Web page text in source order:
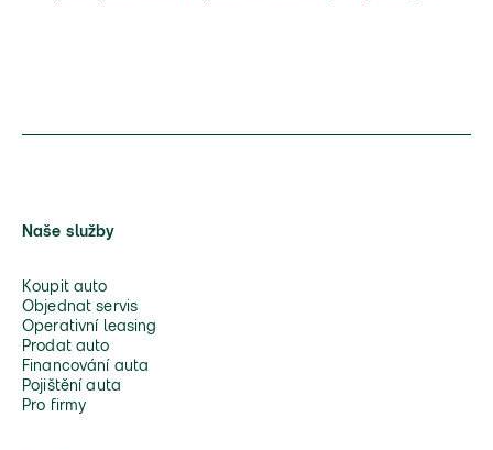
Naše služby
Koupit auto
Objednat servis
Operativní leasing
Prodat auto
Financování auta
Pojištění auta
Pro firmy